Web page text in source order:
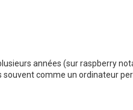
années (sur raspberry
comme un ordinateur